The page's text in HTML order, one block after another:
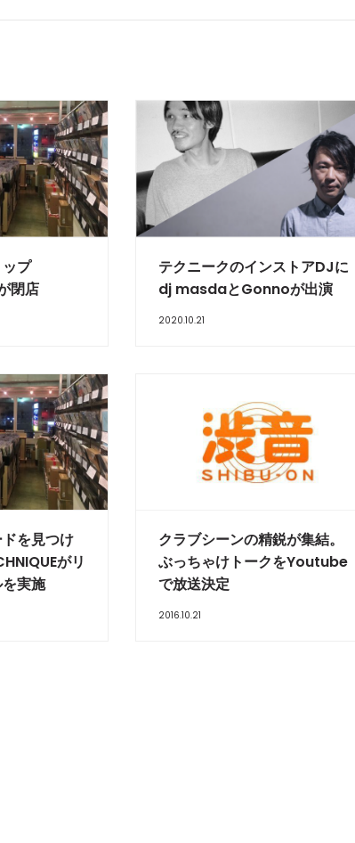
プ
閉店
テクニークのインストアDJに
dj masdaとGonnoが出演
2020.10.21
を見つけ
がリ
実施
クラブシーンの精鋭が集結。
ぶっちゃけトークをYoutube
で放送決定
2016.10.21